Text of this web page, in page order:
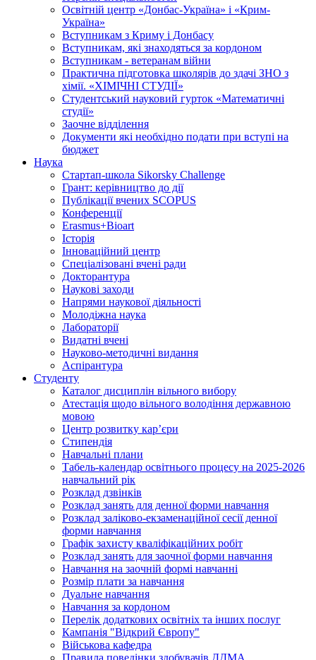
Освітній центр «Донбас-Україна» і «Крим-
Україна»
Вступникам з Криму і Донбасу
Вступникам, які знаходяться за кордоном
Вступникам - ветеранам війни
Практична підготовка школярів до здачі ЗНО з
хімії. «ХІМІЧНІ СТУДІЇ»
Студентський науковий гурток «Математичні
студії»
Заочне відділення
Документи які необхідно подати при вступі на
бюджет
Наука
Стартап-школа Sikorsky Challenge
Грант: керівництво до дії
Публікації вчених SCOPUS
Конференції
Erasmus+Bioart
Історія
Інноваційний центр
Спеціалізовані вчені ради
Докторантура
Наукові заходи
Напрями наукової діяльності
Молодіжна наука
Лабораторії
Видатні вчені
Науково-методичні видання
Аспірантура
Студенту
Каталог дисциплін вільного вибору
Атестація щодо вільного володіння державною
мовою
Центр розвитку кар’єри
Стипендія
Навчальні плани
Табель-календар освітнього процесу на 2025-2026
навчальний рік
Розклад дзвінків
Розклад занять для денної форми навчання
Розклад заліково-екзаменаційної сесії денної
форми навчання
Графік захисту кваліфікаційних робіт
Розклад занять для заочної форми навчання
Навчання на заочній формі навчанні
Розмір плати за навчання
Дуальне навчання
Навчання за кордоном
Перелік додаткових освітніх та інших послуг
Кампанія "Відкрий Європу"
Військова кафедра
Правила поведінки здобувачів ДДМА